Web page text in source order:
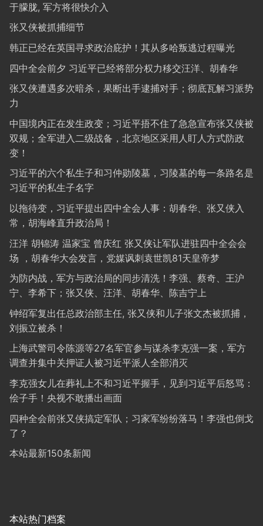
于朦胧, 军方将很快介入
张又侠被抓捕细节
韩正已经在英国寻求政治庇护！其从多哈叛逃过程曝光
四中全会前夕 习近平已经将部分权力移交汪洋、胡春华
张又侠遭遇多次暗杀，果断出手逮捕对手；彻底瓦解习派势
力
中国境内正在发生政变；习近平捂不住了急急宣布张又侠被
双规；全军进入二级战备，北京地区采用人盯人方式防政
变！
习近平的六个私生子和习仲勋陵墓，习陵墓的每一条路名是
习近平的私生子名字
以拖待变，习近平提出四中全会人事：胡春华、张又侠入
常，胡海峰直升政治局！
汪洋 胡锦涛 温家宝 曾庆红 张又侠让军队进驻四中全会会
场 ，胡春华大会发言，党媒讽刺袁世凯81天皇帝梦
为防内战，军方与政治局的同步清洗！李强、蔡奇、王沪
宁、李希下；张又侠、汪洋、胡春华、陈吉宁上
钟绍军复出任总政治部主任, 张又侠和儿子张文杰被抓捕，
刘振立被杀！
上海武警司令陈源等27名军官参与谋杀李克强一案，军方
调查并集中关押证人被习近平派人全部消灭
李克强女儿在葬礼上不和习近平握手，见到习近平后怒骂：
侩子手！央视不敢播出画面
四种全会前张又侠搞定军队；习家军纷纷落马！李强也倒戈
了？
本站最新150条新闻
本站热门档案